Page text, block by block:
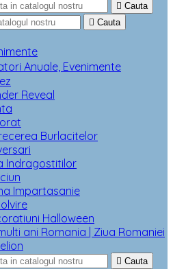
 Cauta
 Cauta
Anuale, Evenimente
Reveal
Burlacitelor
Indragostitilor
Impartasanie
Halloween
ani Romania | Ziua Romaniei
 Cauta